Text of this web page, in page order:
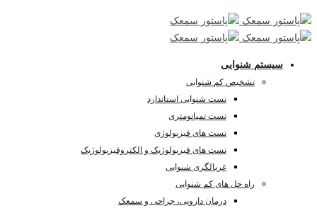
سیستم شنوایی
تشخیص کم شنوایی
تست شنوایی استاندارد
تست تمپانومتری
تست های فیزیولوژی
تست های فیزیولوژیک و الکتروفیزیولوژیک
غربالگری شنوایی
راه حل های کم شنوایی
درمان دارویی، جراحی و سمعک